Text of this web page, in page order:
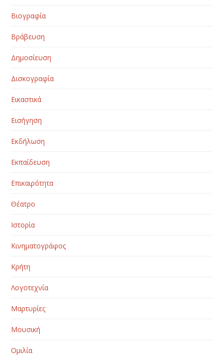
Βιογραφία
Βράβευση
Δημοσίευση
Δισκογραφία
Εικαστικά
Εισήγηση
Εκδήλωση
Εκπαίδευση
Επικαιρότητα
Θέατρο
Ιστορία
Κινηματογράφος
Κρήτη
Λογοτεχνία
Μαρτυρίες
Μουσική
Ομιλία